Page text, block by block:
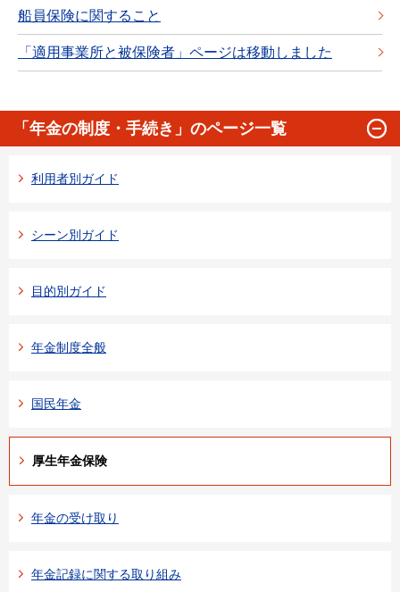
船員保険に関すること
「適用事業所と被保険者」ページは移動しました
「年金の制度・手続き」のページ一覧
利用者別ガイド
シーン別ガイド
目的別ガイド
年金制度全般
国民年金
厚生年金保険
年金の受け取り
年金記録に関する取り組み